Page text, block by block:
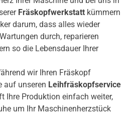
Fräskopfwerkstatt kümmern
darum, dass alles wieder
durch, reparieren
so die Lebensdauer Ihrer
wir Ihren Fräskopf
auf unseren Leihfräskopfservice
Ihre Produktion einfach weiter,
um Ihr Maschinenherzstück